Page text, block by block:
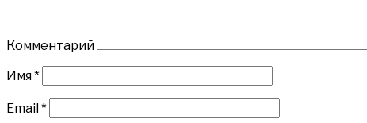
Комментарий
Имя*
Email *